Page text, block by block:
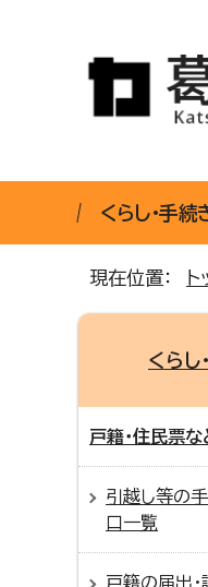
くらし・手続
現在位置：
くらし
戸籍・住民票な
引越し等の
口一覧
戸籍の届出・